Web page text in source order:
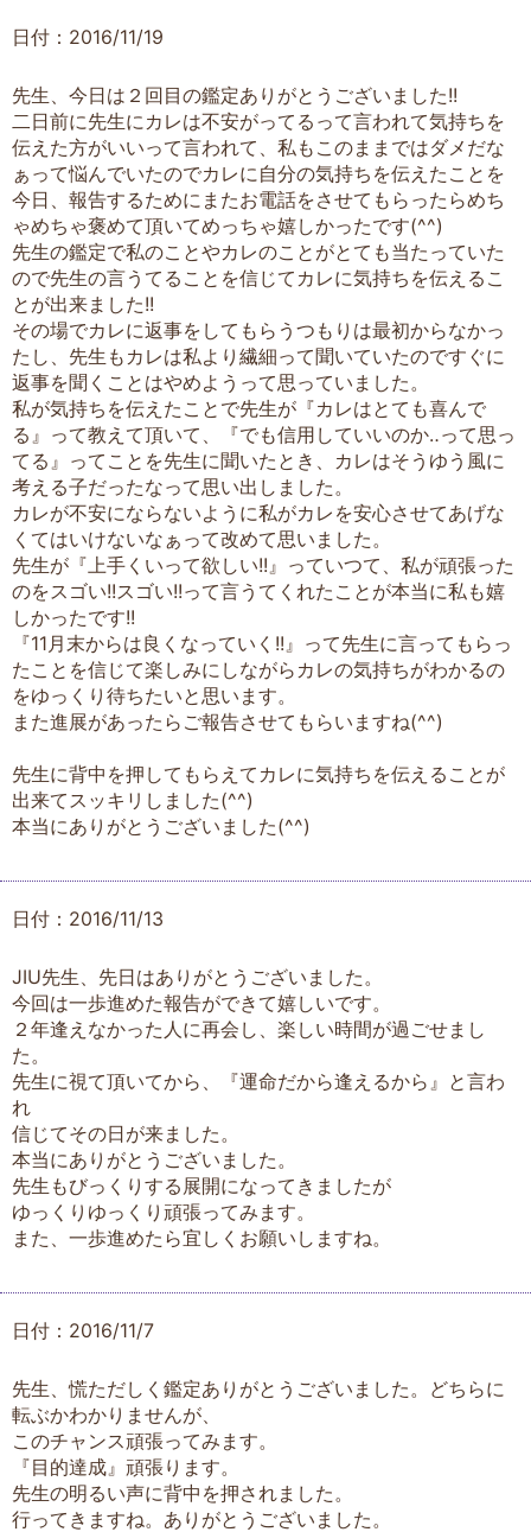
日付：2016/11/19
先生、今日は２回目の鑑定ありがとうございました!!
二日前に先生にカレは不安がってるって言われて気持ちを
伝えた方がいいって言われて、私もこのままではダメだな
ぁって悩んでいたのでカレに自分の気持ちを伝えたことを
今日、報告するためにまたお電話をさせてもらったらめち
ゃめちゃ褒めて頂いてめっちゃ嬉しかったです(^^)
先生の鑑定で私のことやカレのことがとても当たっていた
ので先生の言うてることを信じてカレに気持ちを伝えるこ
とが出来ました!!
その場でカレに返事をしてもらうつもりは最初からなかっ
たし、先生もカレは私より繊細って聞いていたのですぐに
返事を聞くことはやめようって思っていました。
私が気持ちを伝えたことで先生が『カレはとても喜んで
る』って教えて頂いて、『でも信用していいのか‥って思っ
てる』ってことを先生に聞いたとき、カレはそうゆう風に
考える子だったなって思い出しました。
カレが不安にならないように私がカレを安心させてあげな
くてはいけないなぁって改めて思いました。
先生が『上手くいって欲しい!!』っていつて、私が頑張った
のをスゴい!!スゴい!!って言うてくれたことが本当に私も嬉
しかったです!!
『11月末からは良くなっていく!!』って先生に言ってもらっ
たことを信じて楽しみにしながらカレの気持ちがわかるの
をゆっくり待ちたいと思います。
また進展があったらご報告させてもらいますね(^^)
先生に背中を押してもらえてカレに気持ちを伝えることが
出来てスッキリしました(^^)
本当にありがとうございました(^^)
日付：2016/11/13
JIU先生、先日はありがとうございました。
今回は一歩進めた報告ができて嬉しいです。
２年逢えなかった人に再会し、楽しい時間が過ごせまし
た。
先生に視て頂いてから、『運命だから逢えるから』と言わ
れ
信じてその日が来ました。
本当にありがとうございました。
先生もびっくりする展開になってきましたが
ゆっくりゆっくり頑張ってみます。
また、一歩進めたら宜しくお願いしますね。
日付：2016/11/7
先生、慌ただしく鑑定ありがとうございました。どちらに
転ぶかわかりませんが、
このチャンス頑張ってみます。
『目的達成』頑張ります。
先生の明るい声に背中を押されました。
行ってきますね。ありがとうございました。